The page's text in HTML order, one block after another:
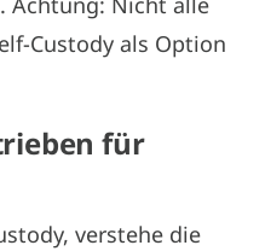
Custody als Option
für
verstehe die